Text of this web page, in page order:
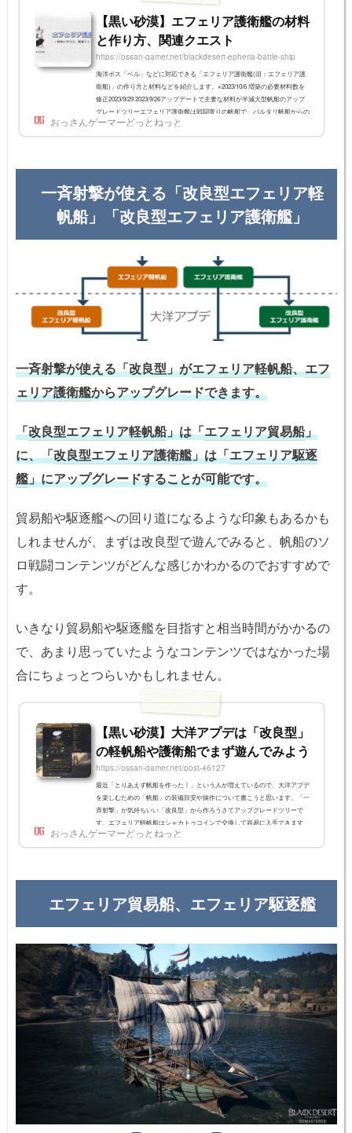
造船する(材料が少な...
【黒い砂漠】エフェリア護衛艦の材料
と作り方、関連クエスト
https://ossan-gamer.net/blackdesert-epheria-battle-ship
海洋ボス「ベル」などに対応できる「エフェリア護衛艦(旧：エフェリア護
衛船)」の作り方と材料などを紹介します。※2023/10/6 増築の必要材料数を
修正2023/9/29 2023/9/26アップデートで主要な材料が半減大型帆船のアップ
グレードツリーエフェリア護衛艦は戦闘寄りの帆船で、バルタリ帆船からの
増築(アップグレード)または、新規造船で手に入れることが出来ます。上位
の帆船であるエフェリア駆逐艦または、一斉射撃が可能となる改良型エフェ
おっさんゲーマーどっとねっと
一斉射撃が使える「改良型エフェリア軽
帆船」「改良型エフェリア護衛艦」
一斉射撃が使える「改良型」がエフェリア軽帆船、エフ
ェリア護衛艦からアップグレードできます。
「改良型エフェリア軽帆船」は「エフェリア貿易船」
に、「改良型エフェリア護衛艦」は「エフェリア駆逐
艦」にアップグレードすることが可能です。
貿易船や駆逐艦への回り道になるような印象もあるかも
しれませんが、まずは改良型で遊んでみると、帆船のソ
ロ戦闘コンテンツがどんな感じかわかるのでおすすめで
す。
いきなり貿易船や駆逐艦を目指すと相当時間がかかるの
で、あまり思っていたようなコンテンツではなかった場
合にちょっとつらいかもしれません。
【黒い砂漠】大洋アプデは「改良型」
の軽帆船や護衛船でまず遊んでみよう
https://ossan-gamer.net/post-46127
最近「とりあえず帆船を作った！」という人が増えているので、大洋アプデ
を楽しむための「帆船」の装備目安や操作について書こうと思います。「一
斉射撃」が気持ちいい「改良型」から作ろうさてアップグレードツリーで
す。エフェリア軽帆船はシャカトゥコインで交換して容易に入手できます
ね。護衛艦も準備していれば持っている人が少なくないでしょう。しかしア
プデでそれでは足りなくなってきました。「一斉射撃スキル」が必要なので
おっさんゲーマーどっとねっと
エフェリア貿易船、エフェリア駆逐艦